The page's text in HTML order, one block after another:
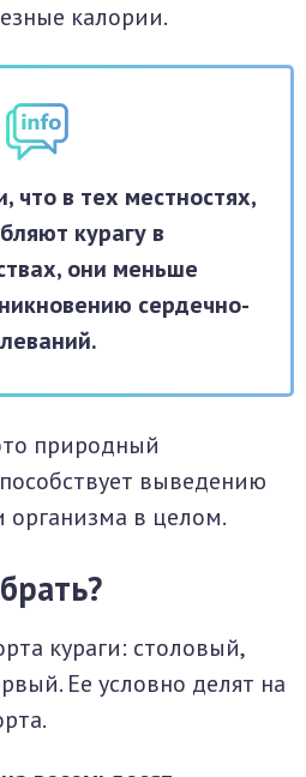
калории.
что в тех местностях,
курагу в
они меньше
сердечно-
природный
выведению
организма в целом.
кураги: столовый,
Ее условно делят на